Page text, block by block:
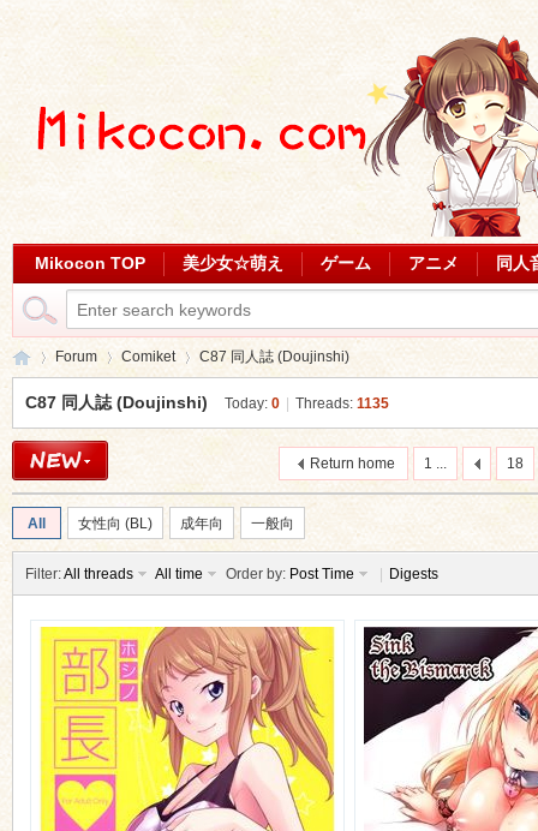
Mikocon TOP 美少女☆萌え ゲーム アニメ 同人
»
Forum Comiket C87 同人誌 (Doujinshi)
C87 同人誌 (Doujinshi) Today: 0 Threads: 1135
1 ... 18
Return home
All 女性向 (BL) 成年向 一般向
Filter:All threads All time Order by: Post Time Digests